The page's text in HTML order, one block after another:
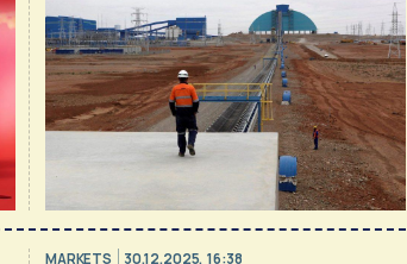
MARKETS 30.12.2025, 16:38